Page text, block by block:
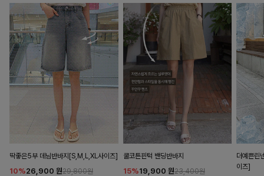
딱좋은5부 데님반바지[S,M,L,XL사이즈]
10%26,900 원29,800원
쿨코튼핀턱 밴딩반바지
15%19,900 원23,400원
더예쁜린
이즈]